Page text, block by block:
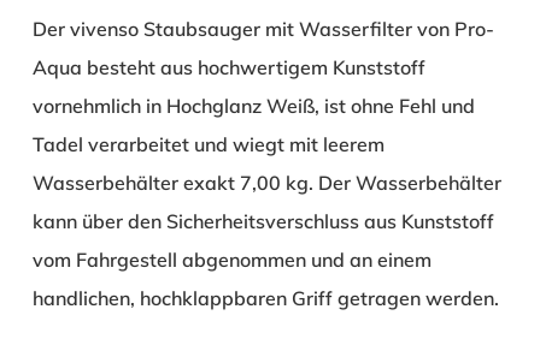
Der vivenso Staubsauger mit Wasserfilter von Pro-
Aqua besteht aus hochwertigem Kunststoff
vornehmlich in Hochglanz Weiß, ist ohne Fehl und
Tadel verarbeitet und wiegt mit leerem
Wasserbehälter exakt 7,00 kg. Der Wasserbehälter
kann über den Sicherheitsverschluss aus Kunststoff
vom Fahrgestell abgenommen und an einem
handlichen, hochklappbaren Griff getragen werden.